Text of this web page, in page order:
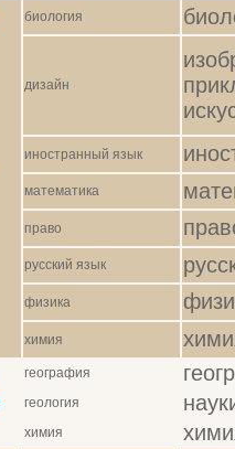
биология
дизайн
иностранный язык
математика
право
русский язык
физика
химия
география
геология
химия